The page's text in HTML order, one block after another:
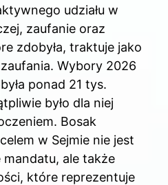
udziału w
zaufanie oraz
zdobyła, traktuje jako
Wybory 2026
ponad 21 tys.
było dla niej
Bosak
w Sejmie nie jest
ale także
które reprezentuje